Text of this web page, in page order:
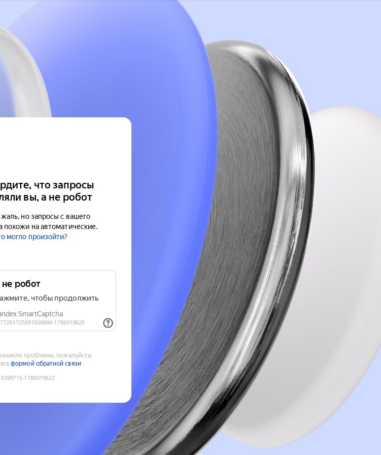
что запросы
вы, а не робот
но запросы с вашего
похожи на автоматические.
могло произойти?
проблемы, пожалуйста,
формой обратной связи
:1786019622